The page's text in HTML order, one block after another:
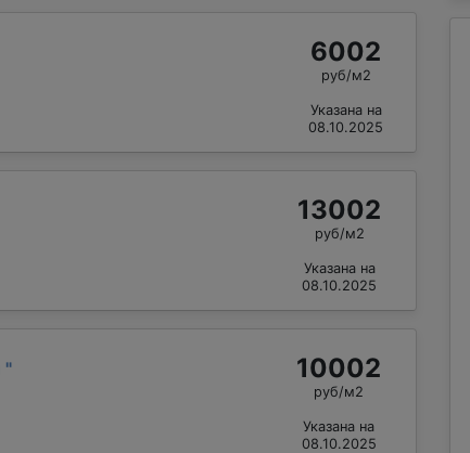
6002
руб/м2
Указана на
08.10.2025
13002
руб/м2
Указана на
08.10.2025
" 10002
руб/м2
Указана на
08.10.2025